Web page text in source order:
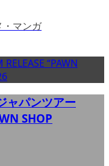
・マンガ
ャパンツアー
SHOP